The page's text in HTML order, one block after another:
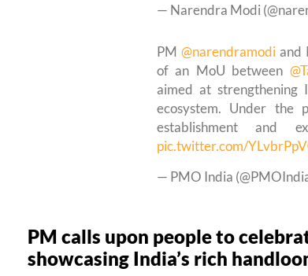
— Narendra Modi
PM @narendramodiand
of an MoU between
aimed at strengthening
ecosystem. Under the
establishment and
pic.twitter.com/
— PMO India
PM calls upon people to
showcasing India’s rich